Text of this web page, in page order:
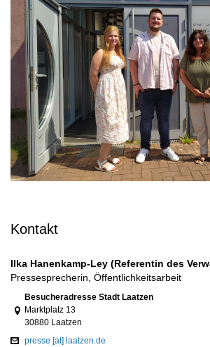
Kontakt
Ilka Hanenkamp-Ley (Referentin des
Pressesprecherin, Öffentlichkeitsarbeit
Link zur Google-Maps Navigation
Besucheradresse Stadt Laatzen
Marktplatz 13
30880 Laatzen
presse [at] laatzen.de